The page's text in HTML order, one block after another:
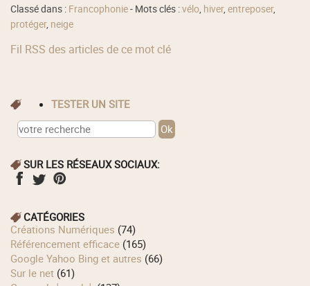
Classé dans : Francophonie- Mots clés :vélo, hiver,entreposer,
protéger, neige
Fil RSS des articles de ce mot clé
TESTER UN SITE
SUR LES RÉSEAUX SOCIAUX:
CATÉGORIES
Créations Numériques (74)
Référencement efficace (165)
Google Yahoo Bing et autres (66)
Sur le net (61)